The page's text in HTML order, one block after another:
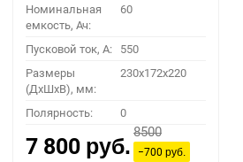
Номинальная
емкость, Ач:
60
Пусковой ток, A: 550
Размеры
(ДхШхВ), мм:
230x172x220
Полярность: 0
7 800 руб.
8500
−700руб.